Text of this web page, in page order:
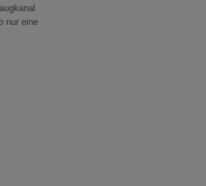
nur eine